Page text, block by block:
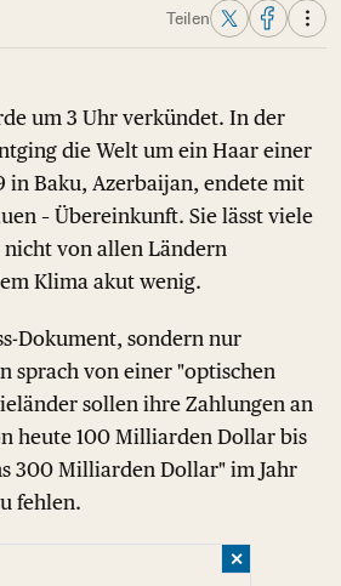
Teilen
um 3 Uhr verkündet. In der
die Welt um ein Haar einer
in Baku, Azerbaijan, endete mit
– Übereinkunft. Sie lässt viele
von allen Ländern
Klima akut wenig.
Dokument, sondern nur
sprach von einer "optischen
sollen ihre Zahlungen an
heute 100 Milliarden Dollar bis
300 Milliarden Dollar" im Jahr
fehlen.
✕